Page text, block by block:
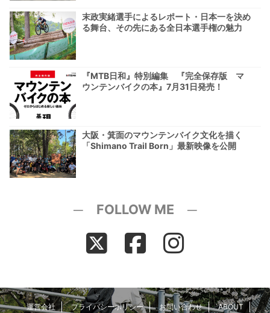
末政実緒選手によるレポート・日本一を決め
る舞台、その先にある全日本選手権の魅力
『MTB日和』特別編集 『完全保存版 マ
ウンテンバイクの本』7月31日発売！
大阪・箕面のマウンテンバイク文化を描く
「Shimano Trail Born」最新映像を公開
─ FOLLOW ME ─
運営会社 プライバシーポリシー お問い合わせ ABOUT